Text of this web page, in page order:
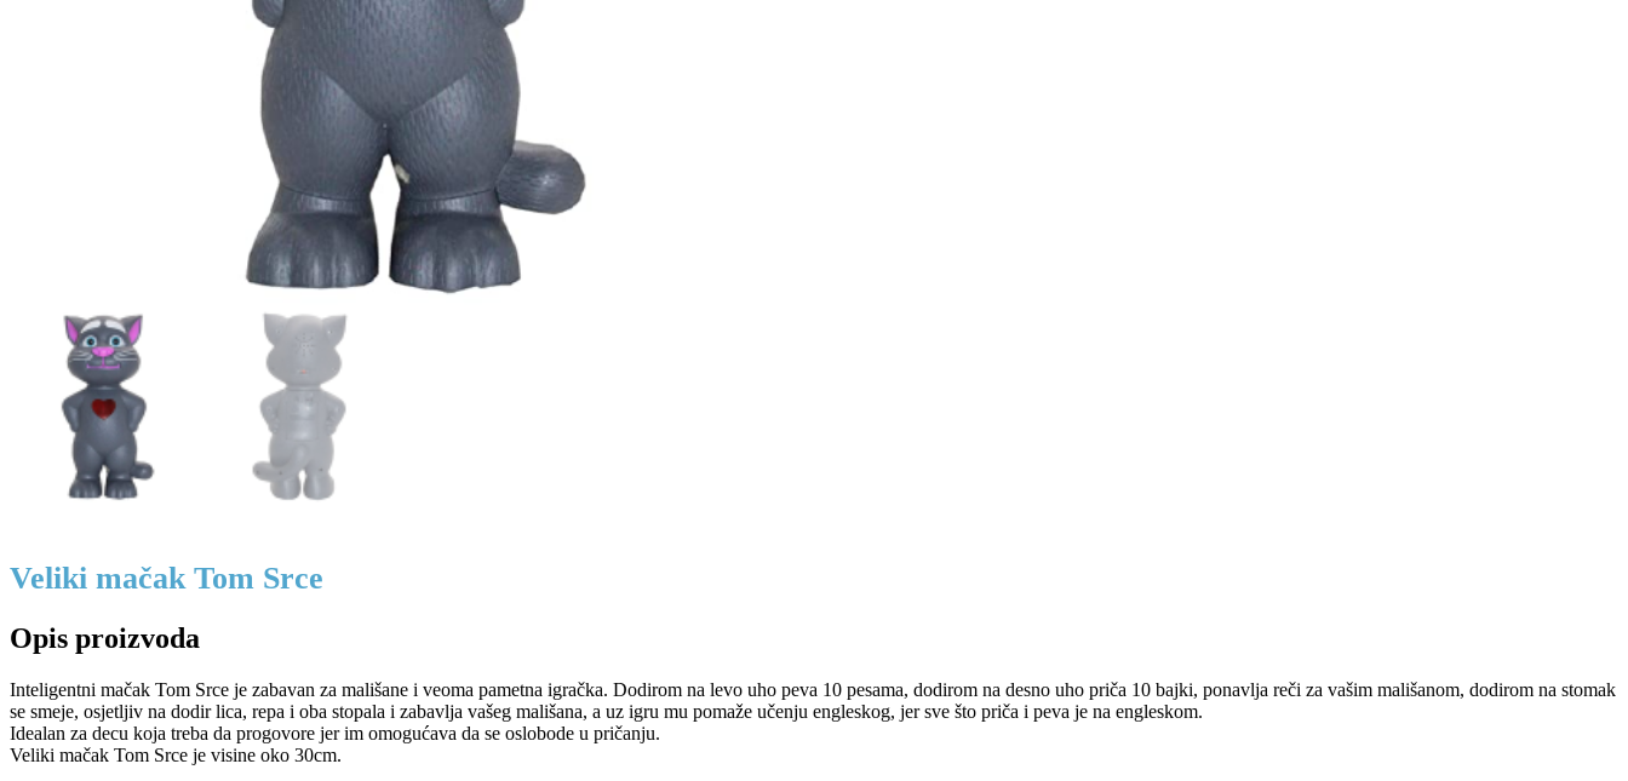
Veliki mačak Tom Srce
Opis proizvoda
Inteligentni mačak Tom Srce je zabavan za mališane i veoma pametna igračka. Dodirom na levo uho peva 10 pesama, dodirom na desno uho priča 10 bajki, ponavlja reči za vašim mališanom, dodirom na stomak
se smeje, osjetljiv na dodir lica, repa i oba stopala i zabavlja vašeg mališana, a uz igru mu pomaže učenju engleskog, jer sve što priča i peva je na engleskom.
Idealan za decu koja treba da progovore jer im omogućava da se oslobode u pričanju.
Veliki mačak Tom Srce je visine oko 30cm.